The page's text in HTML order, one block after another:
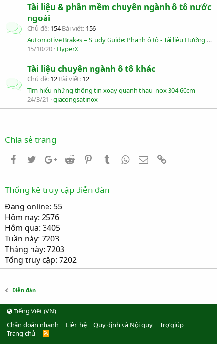
Tài liệu & phần mềm chuyên ngành ô tô nước
ngoài
Chủ đề 154 Bài viết 156
Automotive Brakes – Study Guide: Phanh ô tô - Tài liệu Hướng dẫn
15/10/20 HyperX
Tài liệu chuyên ngành ô tô khác
Chủ đề 12 Bài viết 12
Tìm hiểu những thông tin xoay quanh thau inox 304 60cm
24/3/21
giacongsatinox
Chia sẻ trang
FacebookTwitterGoogle+
Reddit PinterestTumblrWhatsApp
Email
Thống kê truy cập diễn đàn
Đang online: 55
Hôm nay: 2576
Hôm qua: 3405
Tuần này: 7203
Tháng này: 7203
Tổng truy cập: 7202
Diễn đàn
Tiếng Việt (VN)
Chẩn đoán nhanh
Liên hệ Quy định và Nội quy
Trợ giúp
Trang chủ
R